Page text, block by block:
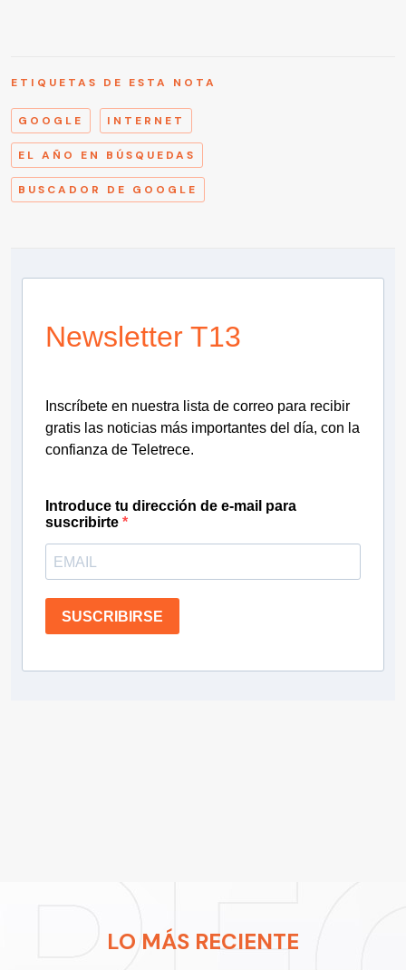
ETIQUETAS DE ESTA NOTA
GOOGLE INTERNET
EL AÑO EN BÚSQUEDAS
BUSCADOR DE GOOGLE
Newsletter T13
Inscríbete en nuestra lista de correo para recibir
gratis las noticias más importantes del día, con la
confianza de Teletrece.
Introduce tu dirección de e-mail para
suscribirte
SUSCRIBIRSE
LO MÁS RECIENTE